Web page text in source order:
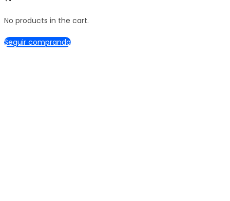
No products in the cart.
Seguir comprando